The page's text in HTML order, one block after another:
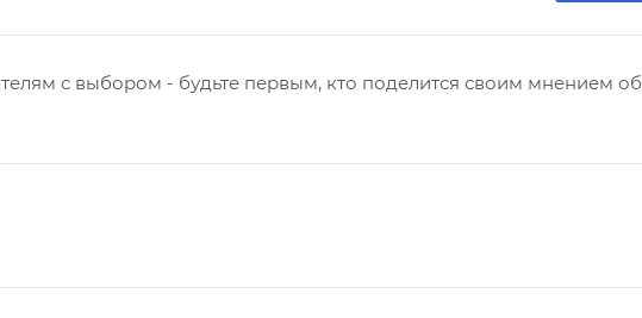
с выбором - будьте первым, кто поделится своим мнением об